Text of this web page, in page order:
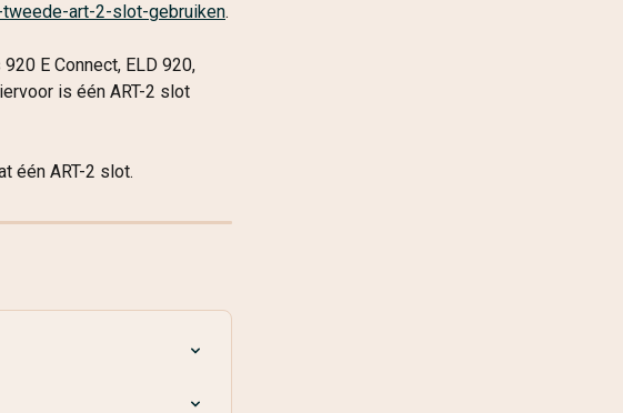
art-2-slot-gebruiken.
E Connect, ELD 920,
is één ART-2 slot
één ART-2 slot.